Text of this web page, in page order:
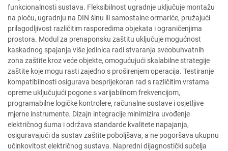
funkcionalnosti sustava. Fleksibilnost ugradnje uključuje montažu
na ploču, ugradnju na DIN šinu ili samostalne ormariće, pružajući
prilagodljivost različitim rasporedima objekata i ograničenjima
prostora. Modul za prenaponsku zaštitu uključuje mogućnost
kaskadnog spajanja više jedinica radi stvaranja sveobuhvatnih
zona zaštite kroz veće objekte, omogućujući skalabilne strategije
zaštite koje mogu rasti zajedno s proširenjem operacija. Testiranje
kompatibilnosti osigurava besprijekoran rad s različitim vrstama
opreme uključujući pogone s varijabilnom frekvencijom,
programabilne logičke kontrolere, računalne sustave i osjetljive
mjernе instrumente. Dizajn integracije minimizira uvođenje
električnog šuma i održava standarde kvalitete napajanja,
osiguravajući da sustav zaštite poboljšava, a ne pogoršava ukupnu
učinkovitost električnog sustava. Napredni dijagnostički sučelja